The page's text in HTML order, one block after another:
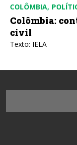
POLÍTICA
contra
IELA